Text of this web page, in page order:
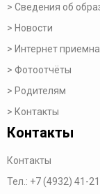
Сведения об
Новости
Интернет
Фотоотчёты
Родителям
Контакты
Контакты
Контакты
Тел.: +7 (4932) 41-